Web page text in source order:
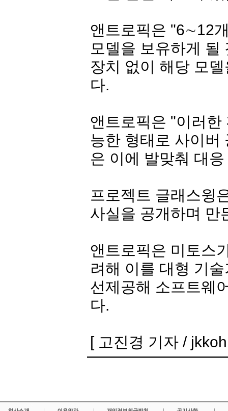
앤트로픽은 "6∼12
모델을 보유하게
장치 없이 해당 모
다.
앤트로픽은 "이러
능한 형태로 사이버
은 이에 발맞춰 대
프로젝트 글래스윙
사실을 공개하며 만
앤트로픽은 미토스
려해 이를 대형 기
선제공해 소프트웨
다.
[ 고진경 기자 /